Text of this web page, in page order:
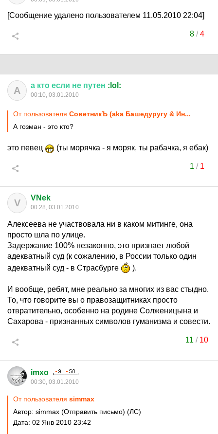
[Сообщение удалено пользователем 11.05.2010 22:04]
8/4
А а кто если не путен :lol:
00:10, 03.01.2010
От пользователя СоветникЪ (aka Башедуругу & Ин...
А гозман - это кто?
это певец (ты морячка - я моряк, ты рабачка, я ебак)
1 / 1
V VNek
00:28, 03.01.2010
Алексеева не участвовала ни в каком митинге, она
просто шла по улице.
Задержание 100% незаконно, это признает любой
адекватный суд (к сожалению, в России только один
адекватный суд - в Страсбурге
).
И вообще, ребят, мне реально за многих из вас стыдно.
То, что говорите вы о правозащитниках просто
отвратительно, особенно на родине Солженицына и
Сахарова - признанных символов гуманизма и совести.
11 / 10
imxo
00:30, 03.01.2010
От пользователя simmax
Автор: simmax (Отправить письмо) (ЛС)
Дата: 02 Янв 2010 23:42